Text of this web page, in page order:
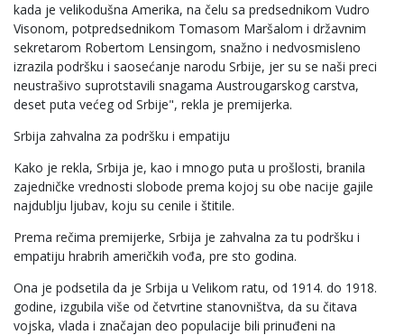
kada je velikodušna Amerika, na čelu sa predsednikom Vudro
Visonom, potpredsednikom Tomasom Maršalom i državnim
sekretarom Robertom Lensingom, snažno i nedvosmisleno
izrazila podršku i saosećanje narodu Srbije, jer su se naši preci
neustrašivo suprotstavili snagama Austrougarskog carstva,
deset puta većeg od Srbije", rekla je premijerka.
Srbija zahvalna za podršku i empatiju
Kako je rekla, Srbija je, kao i mnogo puta u prošlosti, branila
zajedničke vrednosti slobode prema kojoj su obe nacije gajile
najdublju ljubav, koju su cenile i štitile.
Prema rečima premijerke, Srbija je zahvalna za tu podršku i
empatiju hrabrih američkih vođa, pre sto godina.
Ona je podsetila da je Srbija u Velikom ratu, od 1914. do 1918.
godine, izgubila više od četvrtine stanovništva, da su čitava
vojska, vlada i značajan deo populacije bili prinuđeni na